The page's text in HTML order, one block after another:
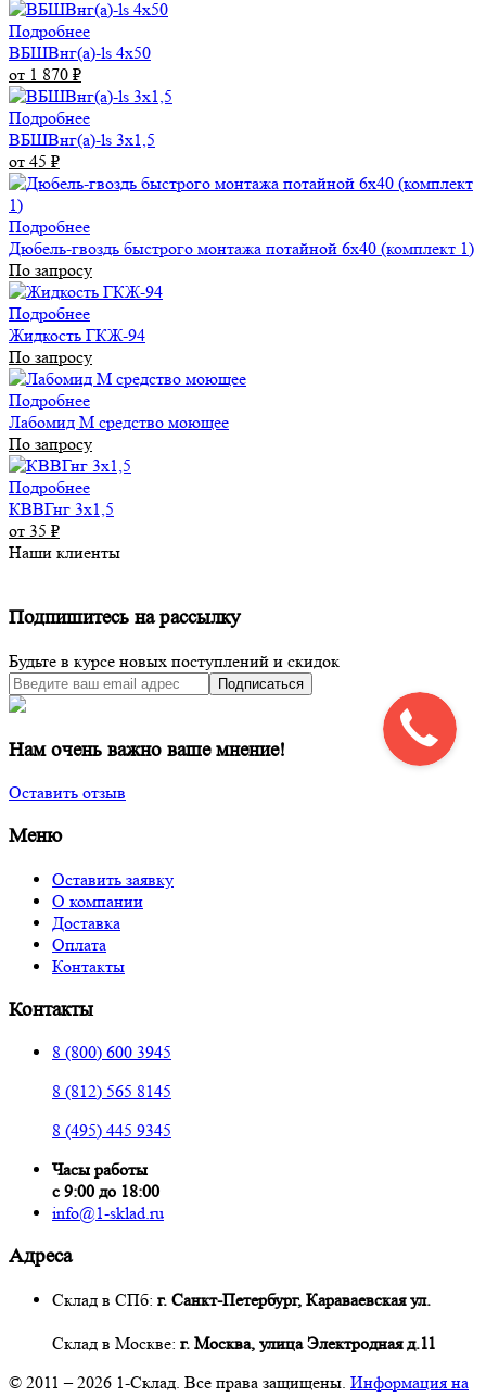
Подробнее
ВБШВнг(а)-ls 4x50
от 1 870 ₽
Подробнее
ВБШВнг(а)-ls 3х1,5
от 45 ₽
Подробнее
Дюбель-гвоздь быстрого монтажа потайной 6х40 (комплект 1)
По запросу
Подробнее
Жидкость ГКЖ-94
По запросу
Подробнее
Лабомид М средство моющее
По запросу
Подробнее
КВВГнг 3х1,5
от 35 ₽
Наши клиенты
Подпишитесь на рассылку
Будьте в курсе новых поступлений и скидок
Подписаться
Нам очень важно ваше мнение!
Оставить отзыв
Меню
Оставить заявку
О компании
Доставка
Оплата
Контакты
Контакты
8 (800) 600 3945
8 (812) 565 8145
8 (495) 445 9345
Часы работы
с 9:00 до 18:00
info@1-sklad.ru
Адреса
Склад в СПб: г. Санкт-Петербург, Караваевская ул.
Склад в Москве: г. Москва, улица Электродная д.11
© 2011 – 2026 1-Склад . Все права защищены. Информация на